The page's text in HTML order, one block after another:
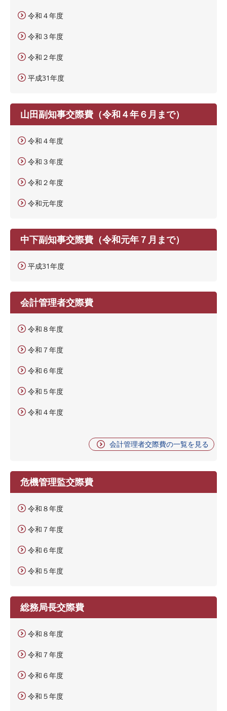
令和４年度
令和３年度
令和２年度
平成31年度
山田副知事交際費（令和４年６月まで）
令和４年度
令和３年度
令和２年度
令和元年度
中下副知事交際費（令和元年７月まで）
平成31年度
会計管理者交際費
令和８年度
令和７年度
令和６年度
令和５年度
令和４年度
会計管理者交際費の一覧を見る
危機管理監交際費
令和８年度
令和７年度
令和６年度
令和５年度
総務局長交際費
令和８年度
令和７年度
令和６年度
令和５年度